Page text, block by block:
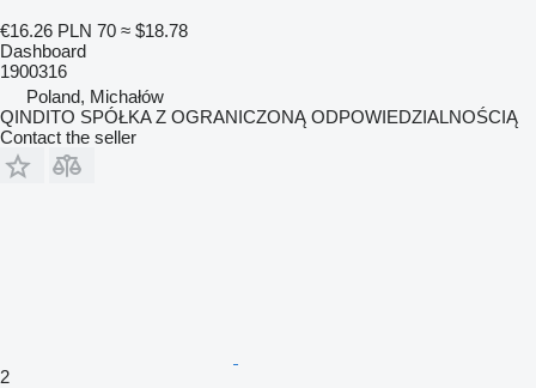
€16.26 PLN 70 ≈ $18.78
Dashboard
1900316
Poland, Michałów
QINDITO SPÓŁKA Z OGRANICZONĄ ODPOWIEDZIALNOŚCIĄ
Contact the seller
2